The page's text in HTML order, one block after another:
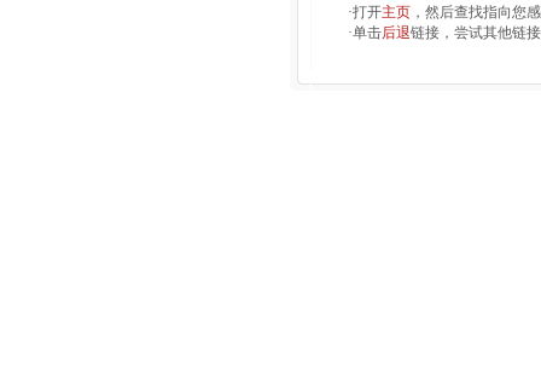
·打开主页 ，然后查找指向您
·单击后退链接，尝试其他链